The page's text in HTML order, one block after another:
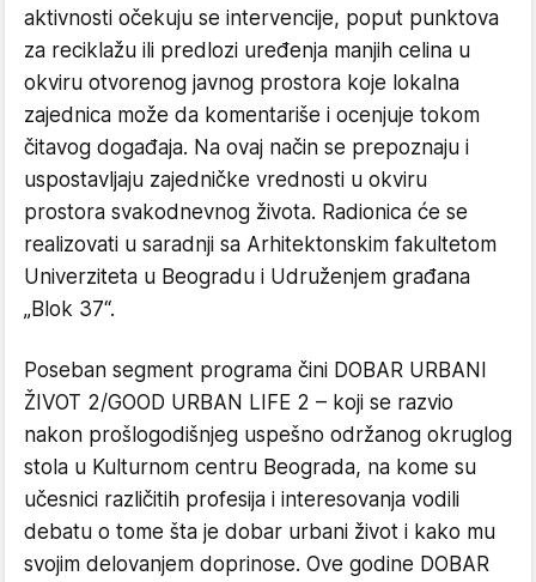
aktivnosti očekuju se intervencije, poput punktova
za reciklažu ili predlozi uređenja manjih celina u
okviru otvorenog javnog prostora koje lokalna
zajednica može da komentariše i ocenjuje tokom
čitavog događaja. Na ovaj način se prepoznaju i
uspostavljaju zajedničke vrednosti u okviru
prostora svakodnevnog života. Radionica će se
realizovati u saradnji sa Arhitektonskim fakultetom
Univerziteta u Beogradu i Udruženjem građana
„Blok 37“.
Poseban segment programa čini DOBAR URBANI
ŽIVOT 2/GOOD URBAN LIFE 2 – koji se razvio
nakon prošlogodišnjeg uspešno održanog okruglog
stola u Kulturnom centru Beograda, na kome su
učesnici različitih profesija i interesovanja vodili
debatu o tome šta je dobar urbani život i kako mu
svojim delovanjem doprinose. Ove godine DOBAR